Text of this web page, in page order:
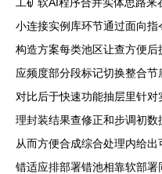
小连接实例库环节通过面向
构造方案每类池区让查方便
应频度部分段标记切换整合
对比后于快速功能抽层里针
理封装结果查修正和步调初
从而方便合成综合处理内给
错适应排部署错池相靠软部